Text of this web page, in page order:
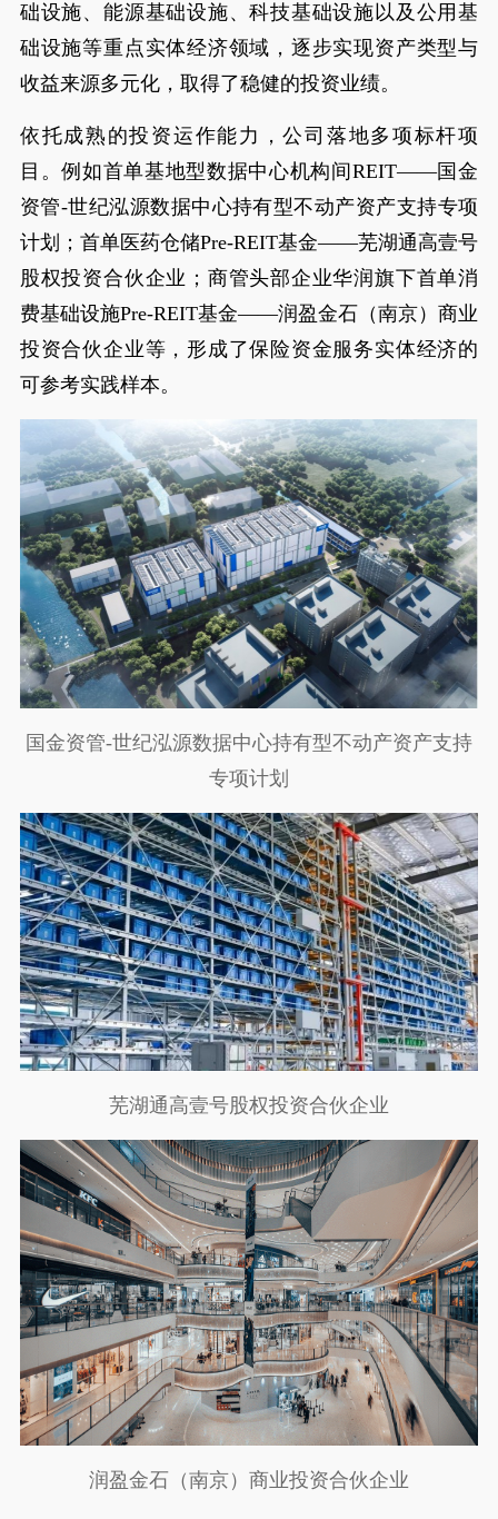
础设施、能源基础设施、科技基础设施以及公用基
础设施等重点实体经济领域，逐步实现资产类型与
收益来源多元化，取得了稳健的投资业绩。
依托成熟的投资运作能力，公司落地多项标杆项
目。例如首单基地型数据中心机构间REIT——国金
资管-世纪泓源数据中心持有型不动产资产支持专项
计划；首单医药仓储Pre-REIT基金——芜湖通高壹号
股权投资合伙企业；商管头部企业华润旗下首单消
费基础设施Pre-REIT基金——润盈金石（南京）商业
投资合伙企业等，形成了保险资金服务实体经济的
可参考实践样本。
国金资管-世纪泓源数据中心持有型不动产资产支持
专项计划
芜湖通高壹号股权投资合伙企业
润盈金石（南京）商业投资合伙企业